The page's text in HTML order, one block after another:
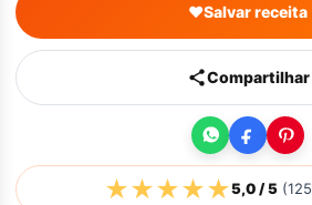
♥Salvar receita
Compartilhar
★★★★★5,0/ 5(125